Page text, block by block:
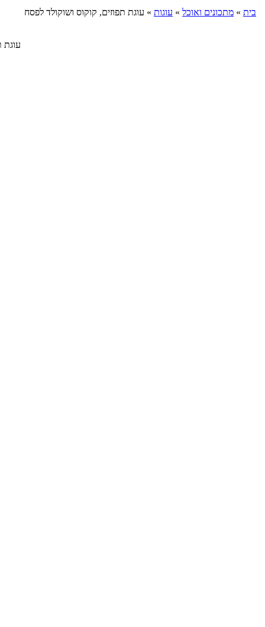
בית » מתכונים ואוכל » עוגות » עוגת תפוזים, קוקוס ושוקולד לפסח
עוגת